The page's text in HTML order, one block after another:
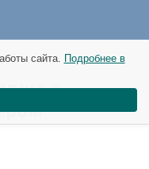
с
сайта. Подробнее в